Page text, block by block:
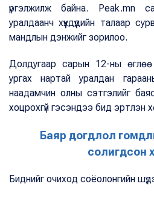
үргэлжилж байна. Peak.mn
уралдаанч хүүхдүүдийн талаар
мандлын дэнжийг зорилоо.
Долдугаар сарын 12-ны
ургах нартай уралдан
наадамчин олны сэтгэлийг
хоцрохгүй гэсэндээ бид эртлэн
Баяр догдлол
солигдсон
Биднийг очиход соёолонгийн